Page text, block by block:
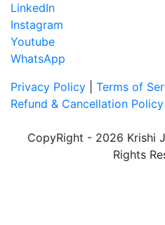
LinkedIn
Instagram
Youtube
WhatsApp
Privacy Policy
Terms of
Refund & Cancellation Policy
CopyRight - 2026 Krishi
Rights